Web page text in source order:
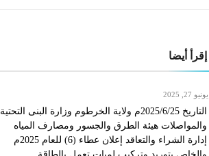
إقرأ أيضا
يونيو 27, 2025
التاريخ 2025/6/25م ولاية الخرطوم وزارة البنى التحتية
والمواصلات هيئة الطرق والجسور ومصارف المياه
إدارة الشراء والتعاقد إعلان عطاء (6) للعام 2025م